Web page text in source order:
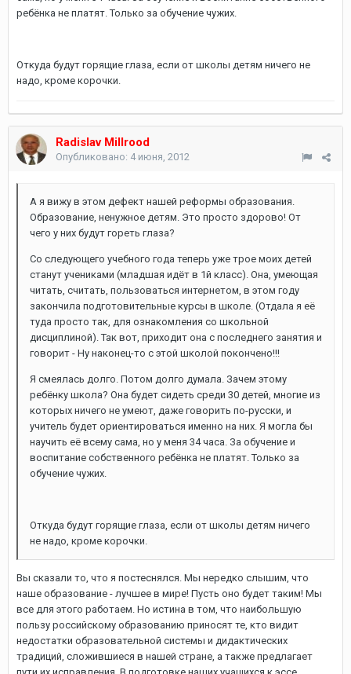
ребёнка не платят. Только за обучение чужих.
Откуда будут горящие глаза, если от школы детям ничего не
надо, кроме корочки.
Radislav Millrood
Опубликовано: 4 июня, 2012
А я вижу в этом дефект нашей реформы образования.
Образование, ненужное детям. Это просто здорово! От
чего у них будут гореть глаза?
Со следующего учебного года теперь уже трое моих детей
станут учениками (младшая идёт в 1й класс). Она, умеющая
читать, считать, пользоваться интернетом, в этом году
закончила подготовительные курсы в школе. (Отдала я её
туда просто так, для ознакомления со школьной
дисциплиной). Так вот, приходит она с последнего занятия и
говорит - Ну наконец-то с этой школой покончено!!!
Я смеялась долго. Потом долго думала. Зачем этому
ребёнку школа? Она будет сидеть среди 30 детей, многие из
которых ничего не умеют, даже говорить по-русски, и
учитель будет ориентироваться именно на них. Я могла бы
научить её всему сама, но у меня 34 часа. За обучение и
воспитание собственного ребёнка не платят. Только за
обучение чужих.
Откуда будут горящие глаза, если от школы детям ничего
не надо, кроме корочки.
Вы сказали то, что я постеснялся. Мы нередко слышим, что
наше образование - лучшее в мире! Пусть оно будет таким! Мы
все для этого работаем. Но истина в том, что наибольшую
пользу российскому образованию приносят те, кто видит
недостатки образовательной системы и дидактических
традиций, сложившиеся в нашей стране, а также предлагает